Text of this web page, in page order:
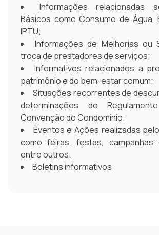
Informações relacionadas
Básicos como Consumo de Água,
IPTU;
Informações de Melhorias ou
troca de prestadores de serviços;
Informativos relacionados a
patrimônio e do bem-estar comum;
Situações recorrentes de
determinações do
Convenção do Condomínio;
Eventos e Ações realizadas
como feiras, festas, campanhas
entre outros.
Boletins informativos